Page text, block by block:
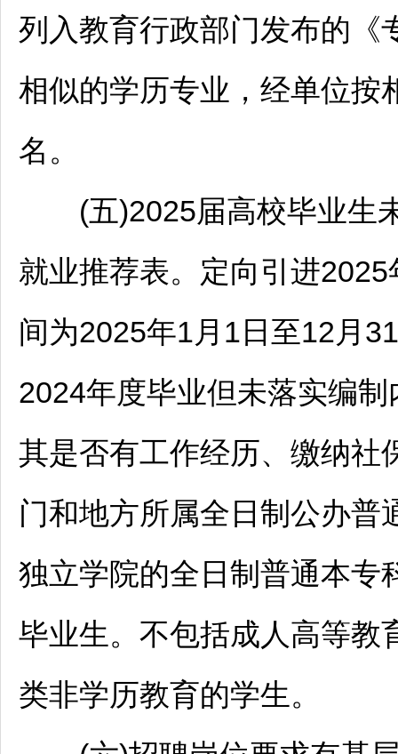
列入教育行政部门发布的《
相似的学历专业，经单位按
名。
(五)2025届高校毕业生未
就业推荐表。定向引进
间为2025年1月1日至12月
2024年度毕业但未落实编
其是否有工作经历、缴纳社
门和地方所属全日制公办普
独立学院的全日制普通本专
毕业生。不包括成人高等教
类非学历教育的学生。